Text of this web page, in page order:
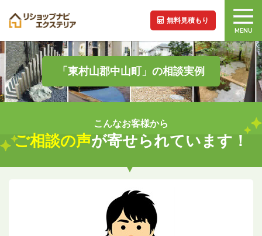
無料見積もり
MENU
「東村山郡中山町」の相談実例
こんなお客様から
ご相談の声が寄せられています！